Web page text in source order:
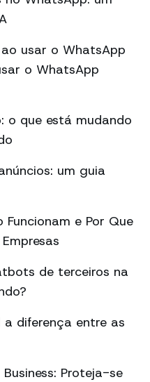
usar o WhatsApp
o WhatsApp
o que está mudando
um guia
e Por Que
de terceiros na
a diferença entre as
Proteja-se